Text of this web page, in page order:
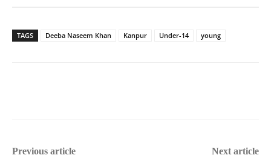
TAGS Deeba Naseem Khan Kanpur Under-14 young
Previous article
Next article